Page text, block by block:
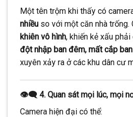
Một tên trộm khi thấy có
nhiều so với một căn nhà trống.
khiên vô hình, khiến kẻ xấu
đột nhập ban đêm, mất cắp
xuyên xảy ra ở các khu dân cư
👁️‍🗨️ 4. Quan sát mọi lúc, mọi
Camera hiện đại có thể: